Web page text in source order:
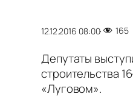
12.12.2016 08:00· 165
Депутаты
строительства
«Луговом».